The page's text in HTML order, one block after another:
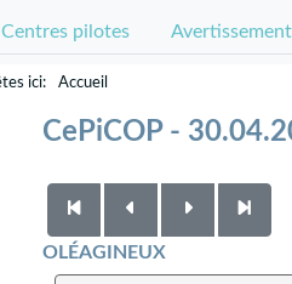
Centres pilotes
Accueil
CePiCOP -
OLÉAGINEUX